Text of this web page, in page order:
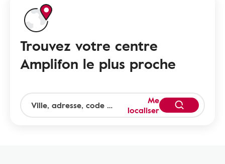
Trouvez votre centre
Amplifon le plus proche
Me
localiser